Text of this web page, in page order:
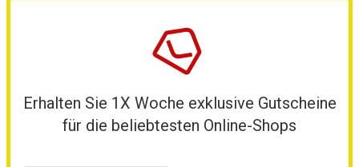
Erhalten Sie 1X Woche exklusive Gutscheine
für die beliebtesten Online-Shops